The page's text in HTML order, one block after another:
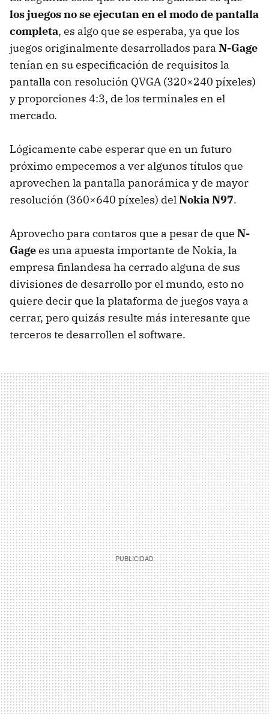
los juegos no se ejecutan en el modo de pantalla
completa, es algo que se esperaba, ya que los
juegos originalmente desarrollados para N-Gage
tenían en su especificación de requisitos la
pantalla con resolución QVGA (320×240 píxeles)
y proporciones 4:3, de los terminales en el
mercado.
Lógicamente cabe esperar que en un futuro
próximo empecemos a ver algunos títulos que
aprovechen la pantalla panorámica y de mayor
resolución (360×640 píxeles) delNokia N97.
Aprovecho para contaros que a pesar de que N-
Gagees una apuesta importante de Nokia, la
empresa finlandesa ha cerrado alguna de sus
divisiones de desarrollo por el mundo, esto no
quiere decir que la plataforma de juegos vaya a
cerrar, pero quizás resulte más interesante que
terceros te desarrollen el software.